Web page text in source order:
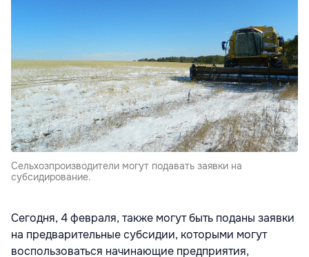
Сельхозпроизводители могут подавать заявки на
субсидирование.
Сегодня, 4 февраля, также могут быть поданы заявки
на предварительные субсидии, которыми могут
воспользоваться начинающие предприятия,